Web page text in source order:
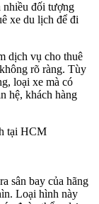
nhiều đối tượng
xe du lịch để đi
dịch vụ cho thuê
rõ ràng. Tùy
loại xe mà có
hệ, khách hàng
sân bay của hãng
Loại hình này